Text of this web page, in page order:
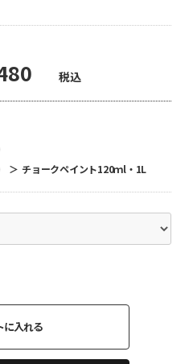
税込
＞ チョークペイント120ｍl・1L
に入れる